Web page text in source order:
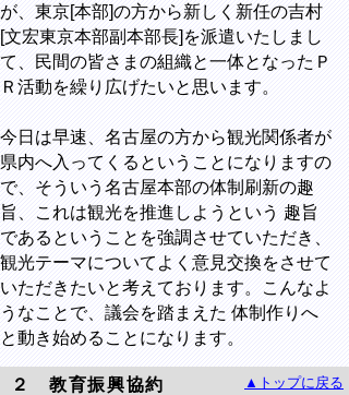
が、東京[本部]の方から新しく新任の吉村
[文宏東京本部副本部長] を派遣いたしまし
て、民間の皆さまの組織と一体となったＰ
Ｒ活動を繰り広げたいと思います。
今日は早速、名古屋の方から観光関係者が
県内へ入ってくるということになりますの
で、そういう名古屋本部の体制刷新の趣
旨、これは観光を推進しようという 趣旨
であるということを強調させていただき、
観光テーマについてよく意見交換をさせて
いただきたいと考えております。こんなよ
うなことで、議会を踏まえた 体制作りへ
と動き始めることになります。
２ 教育振興協約 ▲トップに戻る